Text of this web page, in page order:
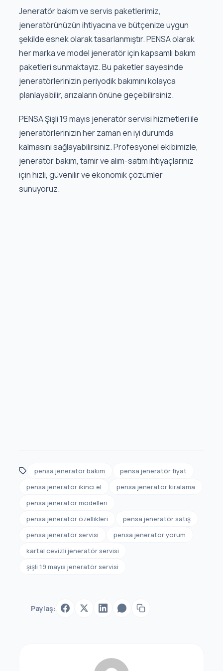
Jeneratör bakım ve servis paketlerimiz,
jeneratörünüzün ihtiyacına ve bütçenize uygun
şekilde esnek olarak tasarlanmıştır. PENSA olarak
her marka ve model jeneratör için kapsamlı bakım
paketleri sunmaktayız. Bu paketler sayesinde
jeneratörlerinizin periyodik bakımını kolayca
planlayabilir, arızaların önüne geçebilirsiniz.
PENSA Şişli 19 mayıs jeneratör servisi hizmetleri ile
jeneratörlerinizin her zaman en iyi durumda
kalmasını sağlayabilirsiniz. Profesyonel ekibimizle,
jeneratör bakım, tamir ve alım-satım ihtiyaçlarınız
için hızlı, güvenilir ve ekonomik çözümler
sunuyoruz.
pensa jeneratör bakım
pensa jeneratör fiyat
pensa jeneratör ikinci el
pensa jeneratör kiralama
pensa jeneratör modelleri
pensa jeneratör özellikleri
pensa jeneratör satış
pensa jeneratör servisi
pensa jeneratör yorum
kartal cevizli jeneratör servisi
şişli 19 mayıs jeneratör servisi
Paylaş: